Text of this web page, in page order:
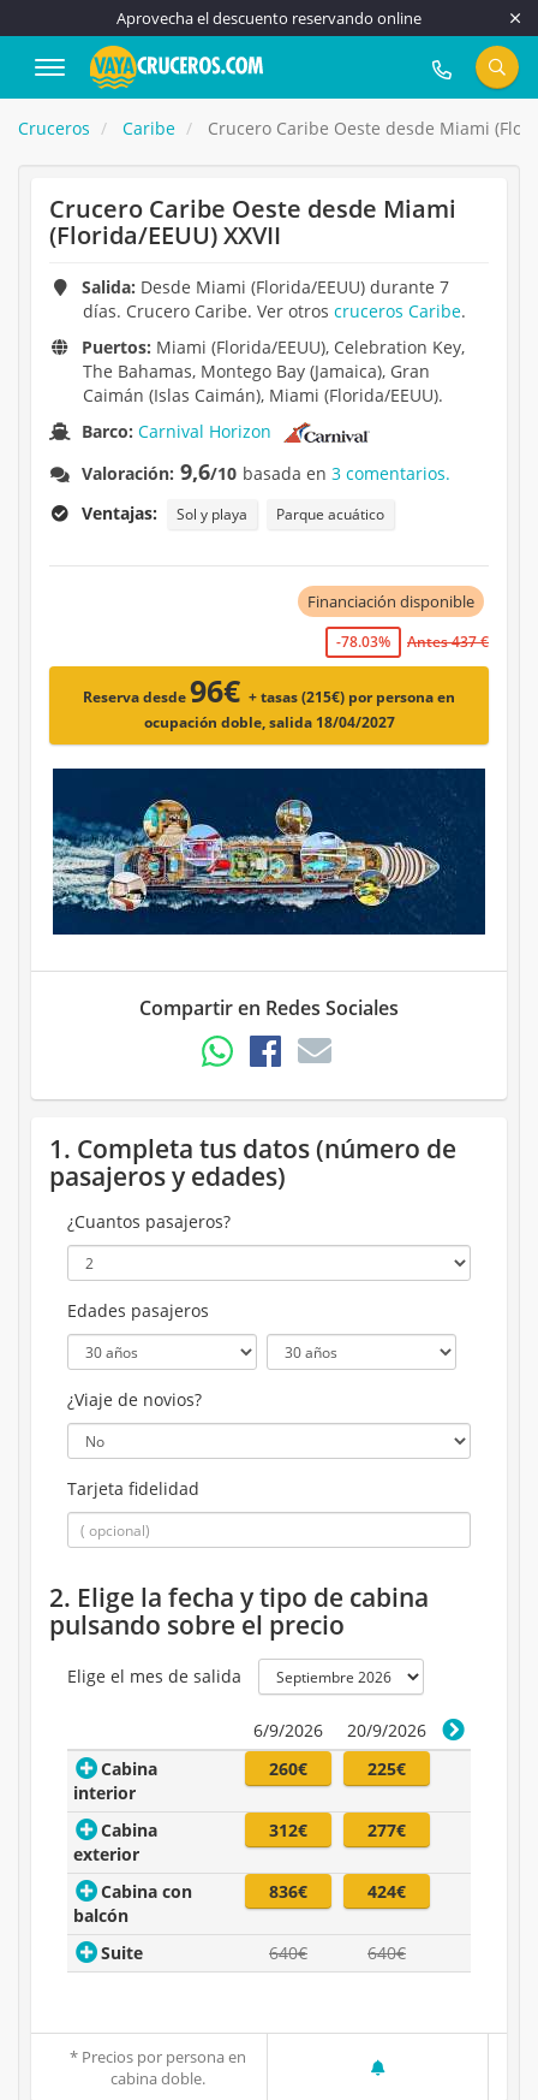
Aprovecha el descuento reservando online
917 815 555
Cruceros Caribe Crucero Caribe Oeste desde Miami
Crucero Caribe Oeste desde Miami
(Florida/EEUU) XXVII
Salida: Desde Miami (Florida/EEUU) durante 7
días. Crucero Caribe. Ver otros cruceros Caribe.
Puertos: Miami (Florida/EEUU), Celebration Key,
The Bahamas, Montego Bay (Jamaica), Gran
Caimán (Islas Caimán), Miami (Florida/EEUU).
Barco:Carnival Horizon
Valoración: 9,6/10 basada en3 comentarios.
Ventajas:
Sol y playa Parque acuático
Financiación disponible
-78.03% Antes 437 €
Reserva desde96€ + tasas (215€) por persona en
ocupación doble, salida 18/04/2027
Compartir en Redes Sociales
1. Completa tus datos (número de
pasajeros y edades)
¿Cuantos pasajeros?
Edades pasajeros
¿Viaje de novios?
Tarjeta fidelidad
2. Elige la fecha y tipo de cabina
pulsando sobre el precio
Elige el mes de salida
6/9/2026
20/9/2026
Cabina
interior
260€ 225€
Cabina
exterior
312€ 277€
Cabina con
balcón
836€ 424€
Suite 640€ 640€
* Precios por persona en
cabina doble.